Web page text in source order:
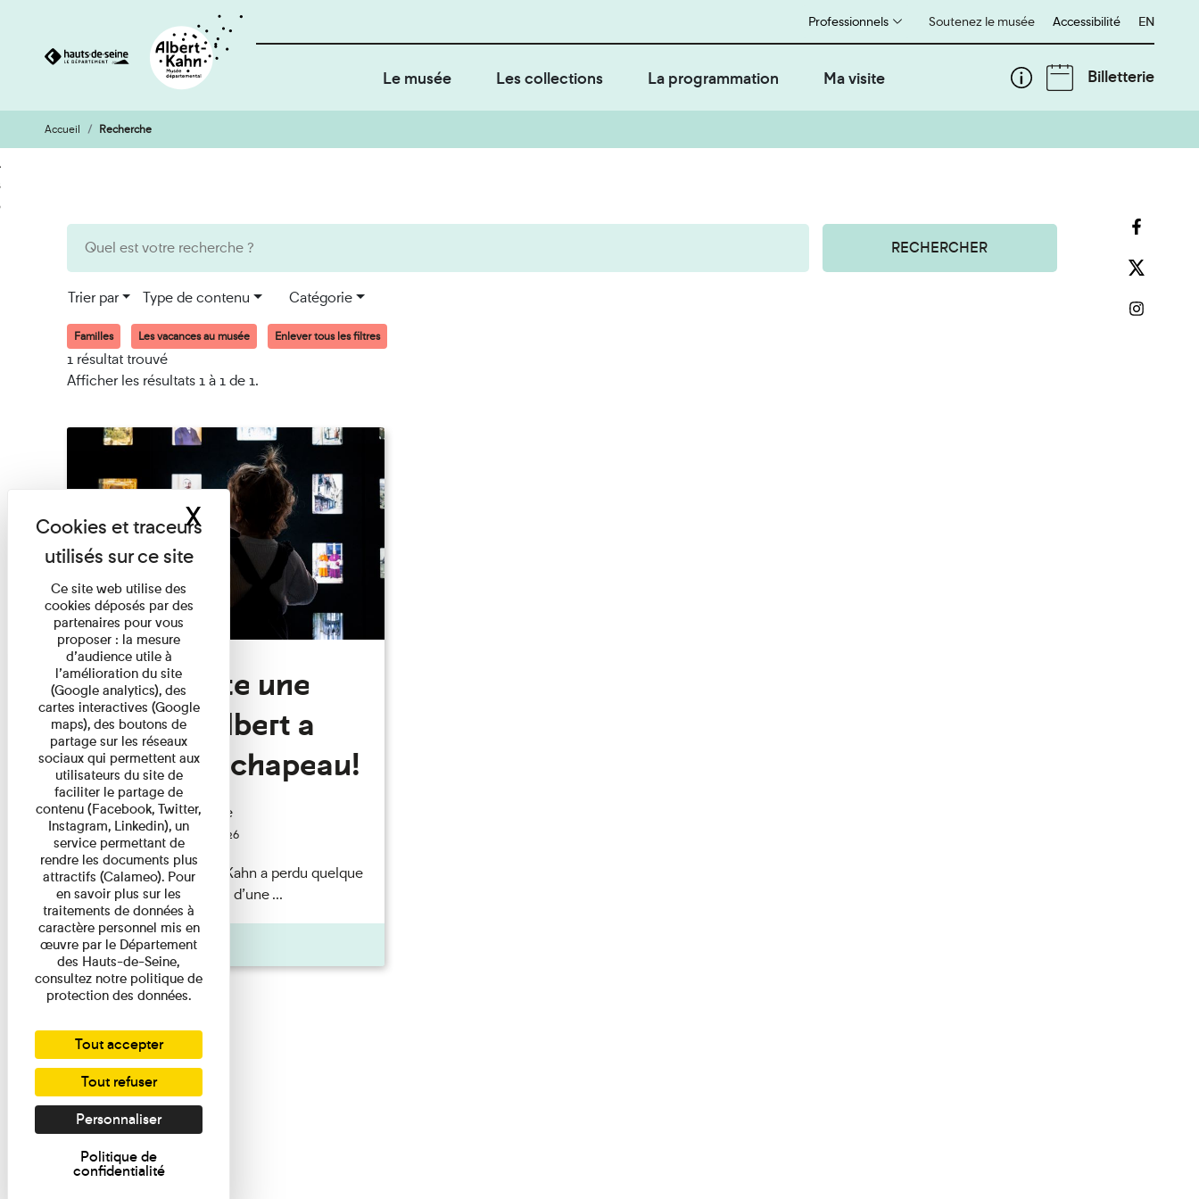
Aller
au
contenu
Aller
à
la
Soutenez le musée
Professionnels Accessibilité English
EN
Le musée Les collections La programmation Ma visite Billetterie
Accueil Recherche
RECHERCHER
Trier par Type de contenu Catégorie
Familles Les vacances au musée Enlever tous les filtres
1 résultat trouvé
Afficher les résultats 1 à 1 de 1.
Visite Toute une
histoire: Albert a
perdu son chapeau!
Exposition permanente
Du 15/08/2026 au 15/08/2026
Il semblerait qu’Albert Kahn a perdu quelque
chose... Accompagnés d’une ...
Agenda
Ce site web utilise des
cookies déposés par des
partenaires pour vous
proposer : la mesure
d’audience utile à
l’amélioration du site
(Google analytics), des
cartes interactives (Google
maps), des boutons de
partage sur les réseaux
sociaux qui permettent aux
utilisateurs du site de
faciliter le partage de
contenu (Facebook, Twitter,
Instagram, Linkedin), un
service permettant de
rendre les documents plus
attractifs (Calameo). Pour
en savoir plus sur les
traitements de données à
caractère personnel mis en
œuvre par le Département
des Hauts-de-Seine,
consultez notre politique de
protection des données.
Tout accepter
Tout refuser
Personnaliser
Politique de
confidentialité
XMasquer le bandeau des cookies